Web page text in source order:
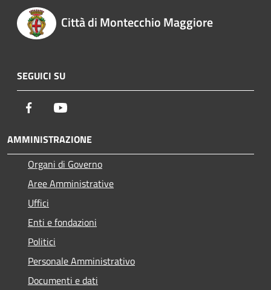
Città di Montecchio Maggiore
SEGUICI SU
Facebook
AMMINISTRAZIONE
Organi di Governo
Aree Amministrative
Uffici
Enti e fondazioni
Politici
Personale Amministrativo
Documenti e dati